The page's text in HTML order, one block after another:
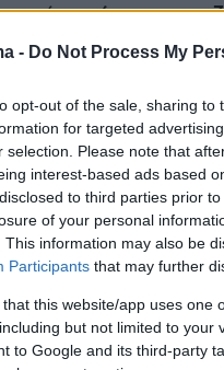
- Do Not Process My
opt-out of the sale, sharing
for targeted
selection. Please note that
interest-based ads based
to third parties prior
of your personal
This information may also be
Participants that may further
that this website/app uses
but not limited to your
to Google and its third-party
ώρα,έχασαν τη
κατέληξαν